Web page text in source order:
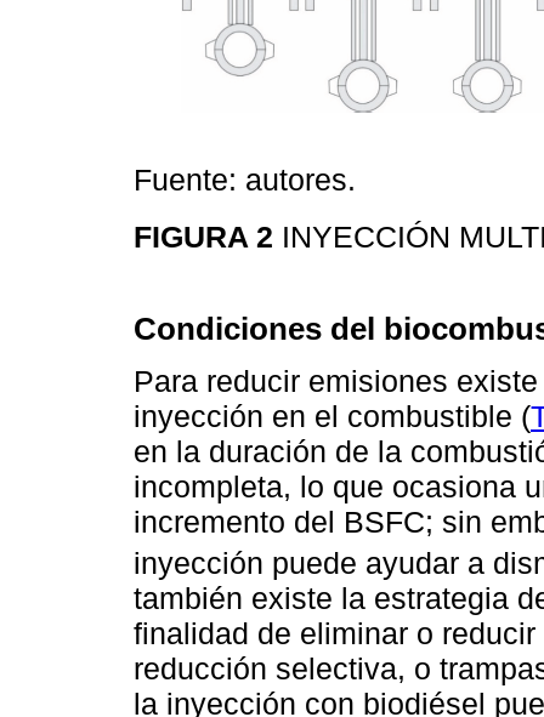
Fuente: autores.
FIGURA 2 INYECCIÓN
Condiciones del
Para reducir emisiones
inyección en el combustible (
en la duración de la
incompleta, lo que ocasiona
incremento del BSFC; sin
inyección puede ayudar a
también existe la estrategia
finalidad de eliminar o
reducción selectiva, o
la inyección con biodiésel